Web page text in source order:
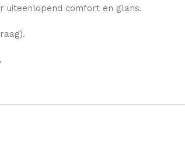
uiteenlopend comfort en glans.